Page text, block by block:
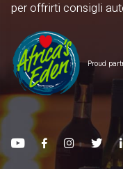
per offrirti consigli
Proud